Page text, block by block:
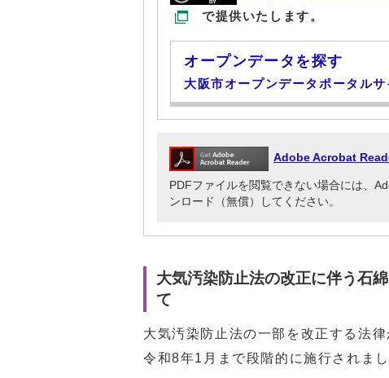
で提供いたします。
オープンデータを探す
大阪市オープンデータポータルサ
Adobe Acrobat
PDFファイルを閲覧できない場合には、
ンロード（無償）してください。
大気汚染防止法の改正に伴う石
て
大気汚染防止法の一部を改正する法
令和8年1月まで段階的に施行されまし